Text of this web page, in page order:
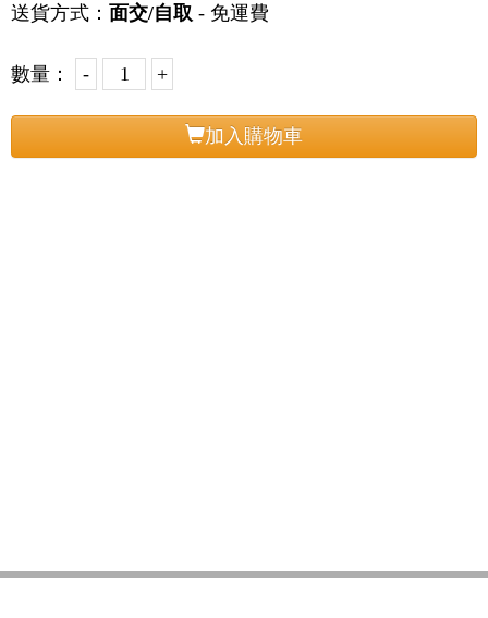
送貨方式： 面交/自取 - 免運費
數量：
加入購物車